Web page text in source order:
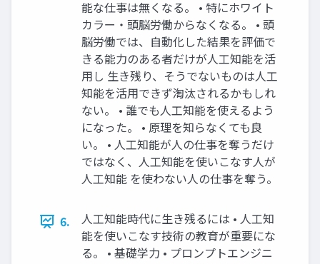
能な仕事は無くなる。 • 特にホワイト
カラー・頭脳労働からなくなる。 • 頭
脳労働では、自動化した結果を評価で
きる能力のある者だけが人工知能を活
用し 生き残り、そうでないものは人工
知能を活用できず淘汰されるかもしれ
ない。 • 誰でも人工知能を使えるよう
になった。 • 原理を知らなくても良
い。 • 人工知能が人の仕事を奪うだけ
ではなく、人工知能を使いこなす人が
人工知能 を使わない人の仕事を奪う。
6.
人工知能時代に生き残るには • 人工知
能を使いこなす技術の教育が重要にな
る。 • 基礎学力 • プロンプトエンジニ